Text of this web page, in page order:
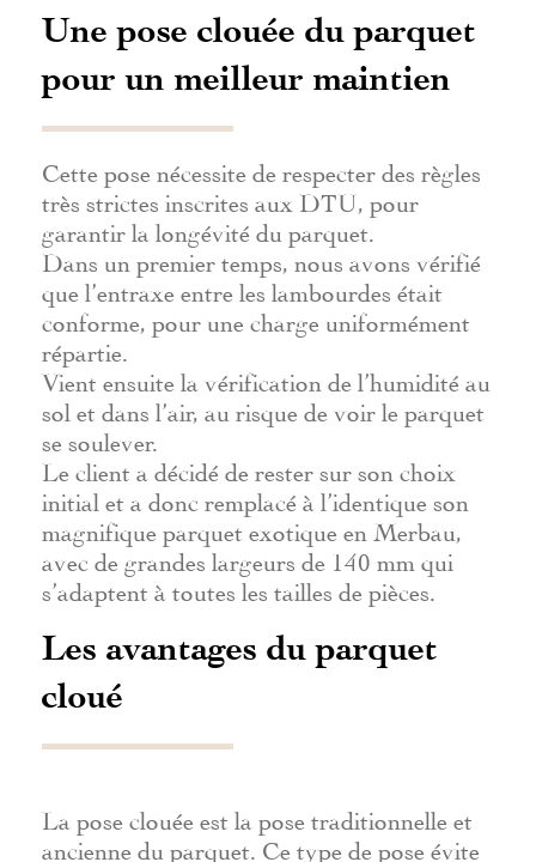
Une pose clouée du parquet
pour un meilleur maintien
Cette pose nécessite de respecter des règles
très strictes inscrites aux DTU, pour
garantir la longévité du parquet.
Dans un premier temps, nous avons vérifié
que l’entraxe entre les lambourdes était
conforme, pour une charge uniformément
répartie.
Vient ensuite la vérification de l’humidité au
sol et dans l’air, au risque de voir le parquet
se soulever.
Le client a décidé de rester sur son choix
initial et a donc remplacé à l’identique son
magnifique parquet exotique en Merbau,
avec de grandes largeurs de 140 mm qui
s’adaptent à toutes les tailles de pièces.
Les avantages du parquet
cloué
La pose clouée est la pose traditionnelle et
ancienne du parquet. Ce type de pose évite